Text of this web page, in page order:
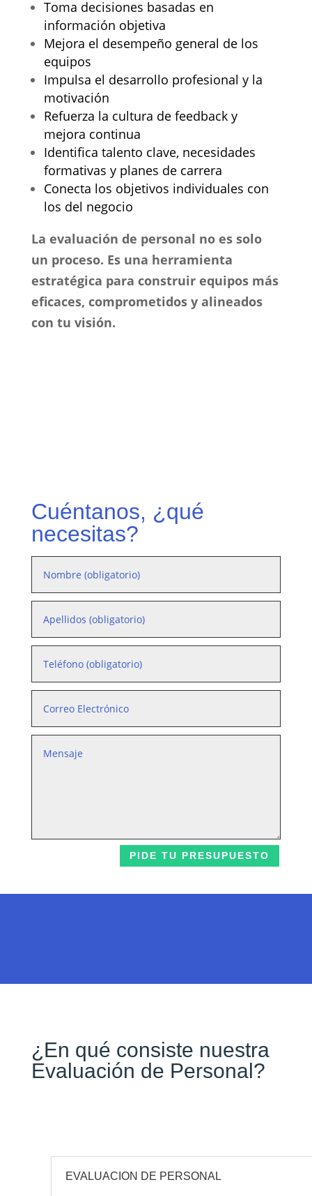
Toma decisiones basadas en
información objetiva
Mejora el desempeño general de los
equipos
Impulsa el desarrollo profesional y la
motivación
Refuerza la cultura de feedback y
mejora continua
Identifica talento clave, necesidades
formativas y planes de carrera
Conecta los objetivos individuales con
los del negocio
La evaluación de personal no es solo
un proceso. Es una herramienta
estratégica para construir equipos más
eficaces, comprometidos y alineados
con tu visión.
Cuéntanos, ¿qué
necesitas?
PIDE TU PRESUPUESTO
¿En qué consiste nuestra
Evaluación de Personal?
EVALUACION DE PERSONAL